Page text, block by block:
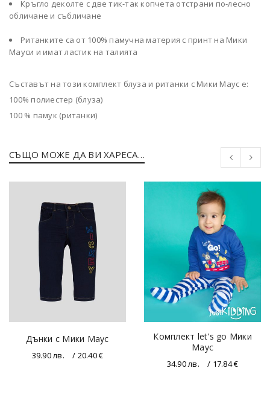
Кръгло деколте с две тик-так копчета отстрани по-лесно
обличане и събличане
Ританките са от 100% памучна материя с принт на Мики
Мауси и имат ластик на талията
Съставът на този комплект блуза и ританки с Мики Маус е:
100% полиестер (блуза)
100 % памук (ританки)
СЪЩО МОЖЕ ДА ВИ ХАРЕСА…
Дънки с Мики Маус
39.90лв. / 20.40 €
Комплект let's go Мики
Маус
34.90лв. / 17.84 €